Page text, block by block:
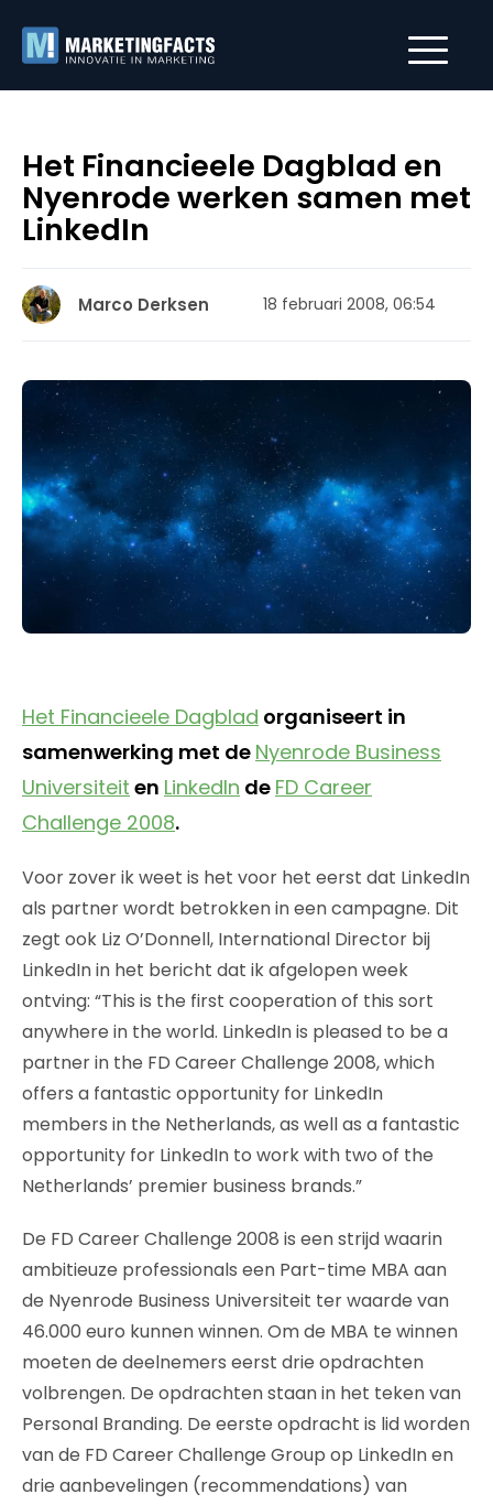
Het Financieele Dagblad en
Nyenrode werken samen met
LinkedIn
Marco Derksen 18 februari 2008, 06:54
Het Financieele Dagblad organiseert in
samenwerking met de Nyenrode Business
Universiteit en LinkedIn de FD Career
Challenge 2008.
Voor zover ik weet is het voor het eerst dat LinkedIn
als partner wordt betrokken in een campagne. Dit
zegt ook Liz O’Donnell, International Director bij
LinkedIn in het bericht dat ik afgelopen week
ontving: “This is the first cooperation of this sort
anywhere in the world. LinkedIn is pleased to be a
partner in the FD Career Challenge 2008, which
offers a fantastic opportunity for LinkedIn
members in the Netherlands, as well as a fantastic
opportunity for LinkedIn to work with two of the
Netherlands’ premier business brands.”
De FD Career Challenge 2008 is een strijd waarin
ambitieuze professionals een Part-time MBA aan
de Nyenrode Business Universiteit ter waarde van
46.000 euro kunnen winnen. Om de MBA te winnen
moeten de deelnemers eerst drie opdrachten
volbrengen. De opdrachten staan in het teken van
Personal Branding. De eerste opdracht is lid worden
van de FD Career Challenge Group op LinkedIn en
drie aanbevelingen (recommendations) van